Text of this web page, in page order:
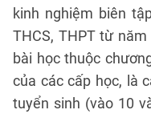
kinh nghiệm biên
THCS, THPT từ
bài học thuộc
của các cấp học, là
tuyển sinh (vào 10